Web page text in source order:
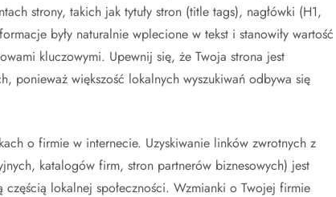
strony, takich jak tytuły stron (title tags), nagłówki (H1,
były naturalnie wplecione w tekst i stanowiły wartość
kluczowymi. Upewnij się, że Twoja strona jest
ponieważ większość lokalnych wyszukiwań odbywa się
o firmie w internecie. Uzyskiwanie linków zwrotnych z
katalogów firm, stron partnerów biznesowych) jest
lokalnej społeczności. Wzmianki o Twojej firmie